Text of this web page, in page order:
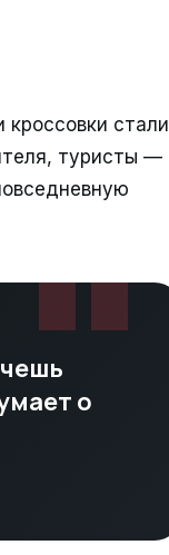
кроссовки стали
туристы —
"
о